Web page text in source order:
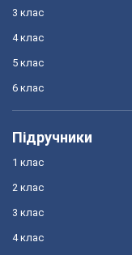
3 клас
4 клас
5 клас
6 клас
Підручники
1 клас
2 клас
3 клас
4 клас